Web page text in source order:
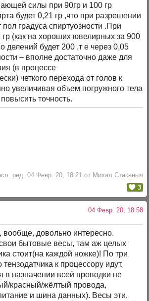
силы при 90гр и 100 гр
будет 0,21 гр ,что при разрешении
пол градуса спиртуозности .При
(как на хороших ювелирных за 900
делений будет 200 ,т е через 0,05
– вполне достаточно даже для
(в процессе
четкого перехода от голов к
увеличивая объем погружного тела
точность.
ред. 04 Февр. 20, 18:21 от Михал Стаканыч
3
04 Февр. 20, 18:58
, вообще, довольно интересно.
бытовые весы, там аж целых
стоит(на каждой ножке)! По три
к процессору идут.
в назначении всей проводки не
красный/жёлтый провода,
и шина данных). Весы эти,